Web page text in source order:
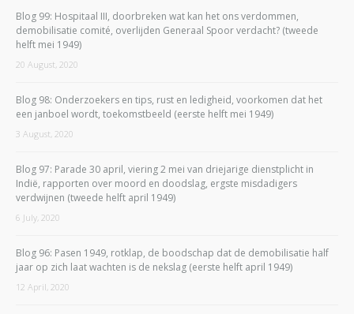
Blog 99: Hospitaal III, doorbreken wat kan het ons verdommen,
demobilisatie comité, overlijden Generaal Spoor verdacht? (tweede
helft mei 1949)
20 August, 2020
Blog 98: Onderzoekers en tips, rust en ledigheid, voorkomen dat het
een janboel wordt, toekomstbeeld (eerste helft mei 1949)
3 August, 2020
Blog 97: Parade 30 april, viering 2 mei van driejarige dienstplicht in
Indië, rapporten over moord en doodslag, ergste misdadigers
verdwijnen (tweede helft april 1949)
6 July, 2020
Blog 96: Pasen 1949, rotklap, de boodschap dat de demobilisatie half
jaar op zich laat wachten is de nekslag (eerste helft april 1949)
12 April, 2020